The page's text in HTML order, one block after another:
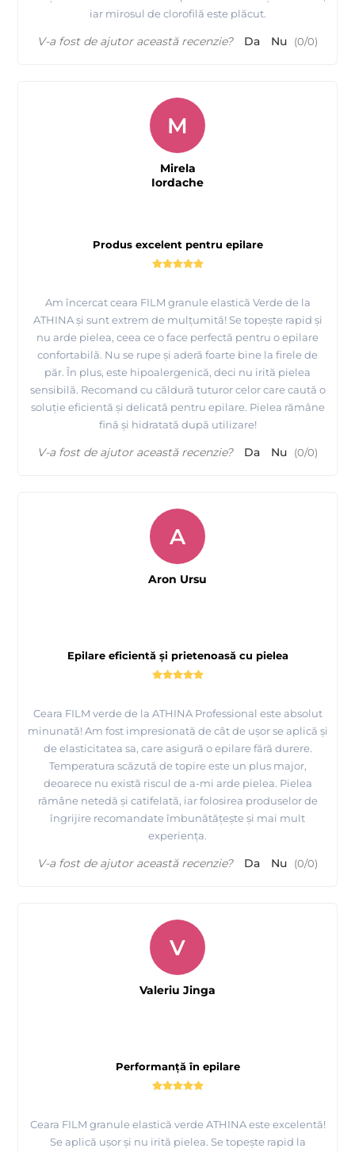
iar mirosul de clorofilă este plăcut.
V-a fost de ajutor această recenzie? Da Nu (0/0)
Produs excelent pentru epilare
Am încercat ceara FILM granule elastică Verde de la
ATHINA și sunt extrem de mulțumită! Se topește rapid și
nu arde pielea, ceea ce o face perfectă pentru o epilare
confortabilă. Nu se rupe și aderă foarte bine la firele de
păr. În plus, este hipoalergenică, deci nu irită pielea
sensibilă. Recomand cu căldură tuturor celor care caută o
soluție eficientă și delicată pentru epilare. Pielea rămâne
fină și hidratată după utilizare!
M
Mirela
Iordache
V-a fost de ajutor această recenzie? Da Nu (0/0)
Epilare eficientă și prietenoasă cu pielea
Ceara FILM verde de la ATHINA Professional este absolut
minunată! Am fost impresionată de cât de ușor se aplică și
de elasticitatea sa, care asigură o epilare fără durere.
Temperatura scăzută de topire este un plus major,
deoarece nu există riscul de a-mi arde pielea. Pielea
rămâne netedă și catifelată, iar folosirea produselor de
îngrijire recomandate îmbunătățește și mai mult
experiența.
A
Aron Ursu
V-a fost de ajutor această recenzie? Da Nu (0/0)
Performanță în epilare
Ceara FILM granule elastică verde ATHINA este excelentă!
Se aplică ușor și nu irită pielea. Se topește rapid la
V
Valeriu Jinga